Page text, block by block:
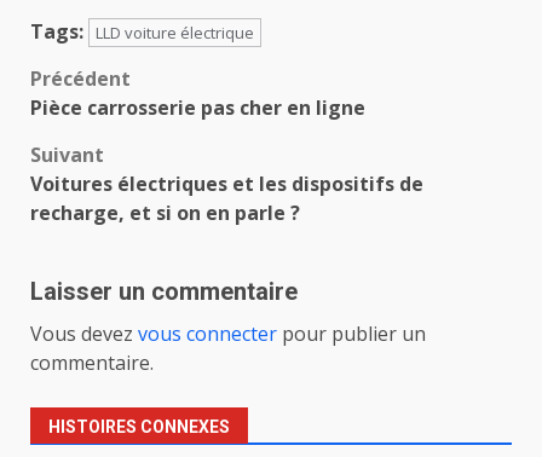
Tags:
LLD voiture électrique
Navigation
Précédent
Pièce carrosserie pas cher en ligne
Suivant
Voitures électriques et les dispositifs de
recharge, et si on en parle ?
Laisser un commentaire
Vous devez vous connecter pour publier un
commentaire.
HISTOIRES CONNEXES